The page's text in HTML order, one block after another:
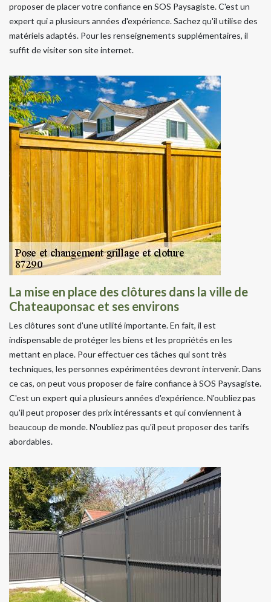
proposer de placer votre confiance en SOS Paysagiste. C'est un
expert qui a plusieurs années d'expérience. Sachez qu'il utilise des
matériels adaptés. Pour les renseignements supplémentaires, il
suffit de visiter son site internet.
La mise en place des clôtures dans la ville de
Chateauponsac et ses environs
Les clôtures sont d'une utilité importante. En fait, il est
indispensable de protéger les biens et les propriétés en les
mettant en place. Pour effectuer ces tâches qui sont très
techniques, les personnes expérimentées devront intervenir. Dans
ce cas, on peut vous proposer de faire confiance à SOS Paysagiste.
C'est un expert qui a plusieurs années d'expérience. N'oubliez pas
qu'il peut proposer des prix intéressants et qui conviennent à
beaucoup de monde. N'oubliez pas qu'il peut proposer des tarifs
abordables.